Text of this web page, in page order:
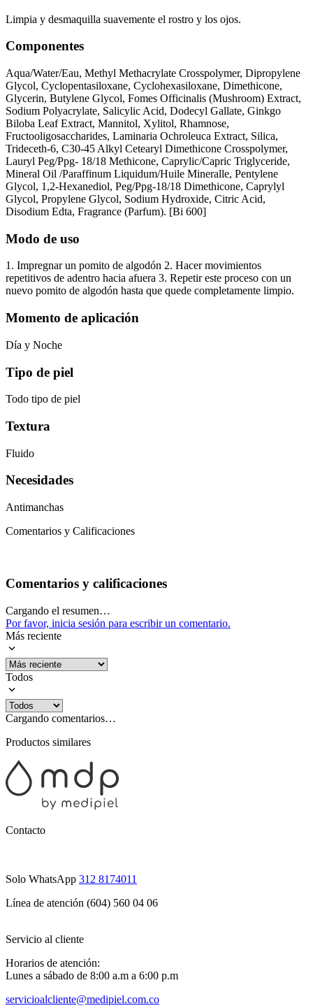
Limpia y desmaquilla suavemente el rostro y los ojos.
Componentes
Aqua/Water/Eau, Methyl Methacrylate Crosspolymer, Dipropylene
Glycol, Cyclopentasiloxane, Cyclohexasiloxane, Dimethicone,
Glycerin, Butylene Glycol, Fomes Officinalis (Mushroom) Extract,
Sodium Polyacrylate, Salicylic Acid, Dodecyl Gallate, Ginkgo
Biloba Leaf Extract, Mannitol, Xylitol, Rhamnose,
Fructooligosaccharides, Laminaria Ochroleuca Extract, Silica,
Trideceth-6, C30-45 Alkyl Cetearyl Dimethicone Crosspolymer,
Lauryl Peg/Ppg- 18/18 Methicone, Caprylic/Capric Triglyceride,
Mineral Oil /Paraffinum Liquidum/Huile Mineralle, Pentylene
Glycol, 1,2-Hexanediol, Peg/Ppg-18/18 Dimethicone, Caprylyl
Glycol, Propylene Glycol, Sodium Hydroxide, Citric Acid,
Disodium Edta, Fragrance (Parfum). [Bi 600]
Modo de uso
1. Impregnar un pomito de algodón 2. Hacer movimientos
repetitivos de adentro hacia afuera 3. Repetir este proceso con un
nuevo pomito de algodón hasta que quede completamente limpio.
Momento de aplicación
Día y Noche
Tipo de piel
Todo tipo de piel
Textura
Fluido
Necesidades
Antimanchas
Comentarios y Calificaciones
Comentarios y calificaciones
Cargando el resumen…
Por favor, inicia sesión para escribir un comentario.
Más reciente
Todos
Cargando comentarios…
Productos similares
Contacto
Solo WhatsApp 312 8174011
Línea de atención (604) 560 04 06
Servicio al cliente
Horarios de atención:
Lunes a sábado de 8:00 a.m a 6:00 p.m
servicioalcliente@medipiel.com.co